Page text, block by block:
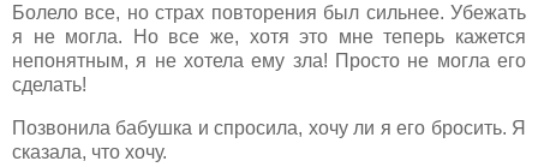
Болело все, но страх повторения был сильнее. Убежать
я не могла. Но все же, хотя это мне теперь кажется
непонятным, я не хотела ему зла! Просто не могла его
сделать!
Позвонила бабушка и спросила, хочу ли я его бросить. Я
сказала, что хочу.